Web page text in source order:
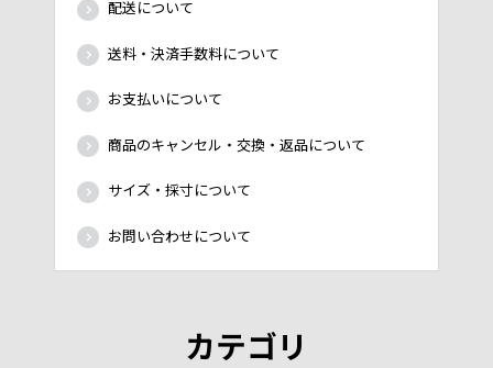
配送について
送料・決済手数料について
お支払いについて
商品のキャンセル・交換・返品について
サイズ・採寸について
お問い合わせについて
カテゴリ